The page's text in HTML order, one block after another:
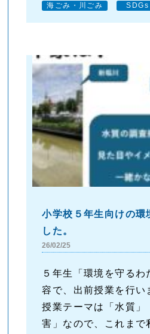
海ごみ・川ごみ SDGs
小学校５年生向けの環
した。
26/02/25
５年生「環境を守るわ
容で、出前授業を行い
授業テーマは「水質」
害」なので、これまで